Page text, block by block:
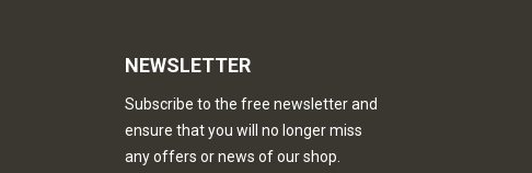
NEWSLETTER
Subscribe to the free newsletter and
ensure that you will no longer miss
any offers or news of our shop.